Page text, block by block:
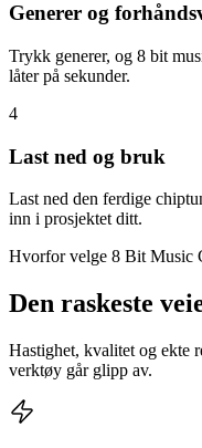
Generer og
Trykk generer, og 8 bit
låter på sekunder.
4
Last ned og bruk
Last ned den ferdige
inn i prosjektet ditt.
Hvorfor velge 8 Bit Music
Den raskeste
Hastighet, kvalitet og ekte
verktøy går glipp av.